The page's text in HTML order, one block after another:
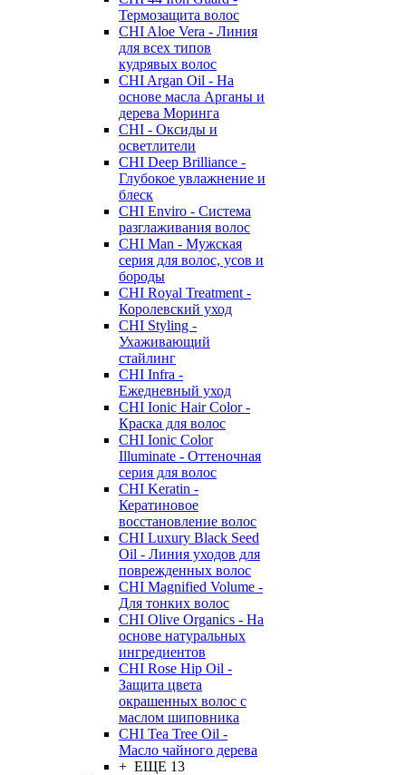
Термозащита волос
CHI Aloe Vera - Линия
для всех типов
кудрявых волос
CHI Argan Oil - На
основе масла Арганы и
дерева Моринга
CHI - Оксиды и
осветлители
CHI Deep Brilliance -
Глубокое увлажнение и
блеск
CHI Enviro - Система
разглаживания волос
CHI Man - Мужская
серия для волос, усов и
бороды
CHI Royal Treatment -
Королевский уход
CHI Styling -
Ухаживающий
стайлинг
CHI Infra -
Ежедневный уход
CHI Ionic Hair Color -
Краска для волос
CHI Ionic Color
Illuminate - Оттеночная
серия для волос
CHI Keratin -
Кератиновое
восстановление волос
CHI Luxury Black Seed
Oil - Линия уходов для
поврежденных волос
CHI Magnified Volume -
Для тонких волос
CHI Olive Organics - На
основе натуральных
ингредиентов
CHI Rose Hip Oil -
Защита цвета
окрашенных волос с
маслом шиповника
CHI Tea Tree Oil -
Масло чайного дерева
+ ЕЩЕ 13